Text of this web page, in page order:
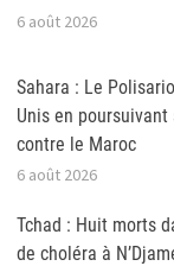
6 août 2026
Sahara : Le
Unis en
contre le Maroc
6 août 2026
Tchad : Huit morts
de choléra à